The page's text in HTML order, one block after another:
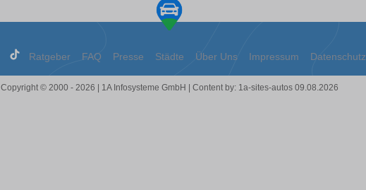
Ratgeber FAQ Presse Städte Über Uns Impressum Datenschutz
Copyright © 2000 - 2026 | 1A Infosysteme GmbH | Content by: 1a-sites-autos 09.08.2026